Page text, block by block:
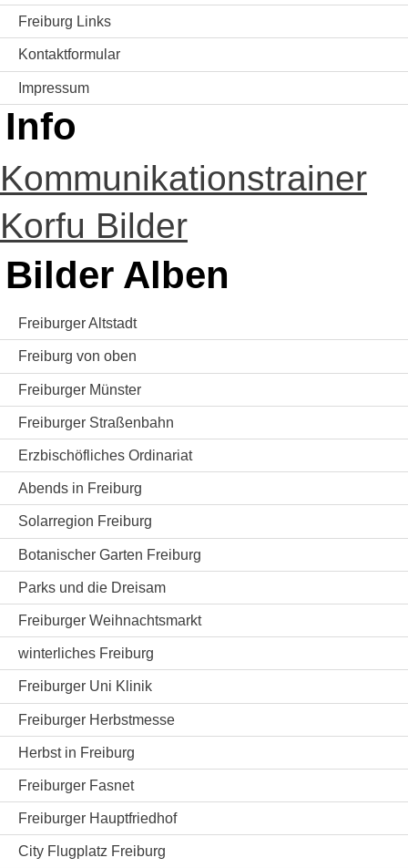
Freiburg Links
Kontaktformular
Impressum
Info
Kommunikationstrainer
Korfu Bilder
Bilder Alben
Freiburger Altstadt
Freiburg von oben
Freiburger Münster
Freiburger Straßenbahn
Erzbischöfliches Ordinariat
Abends in Freiburg
Solarregion Freiburg
Botanischer Garten Freiburg
Parks und die Dreisam
Freiburger Weihnachtsmarkt
winterliches Freiburg
Freiburger Uni Klinik
Freiburger Herbstmesse
Herbst in Freiburg
Freiburger Fasnet
Freiburger Hauptfriedhof
City Flugplatz Freiburg